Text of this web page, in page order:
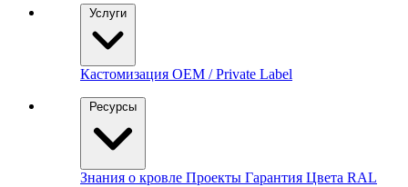
Услуги
Кастомизация OEM / Private Label
Ресурсы
Знания о кровле Проекты Гарантия Цвета RAL